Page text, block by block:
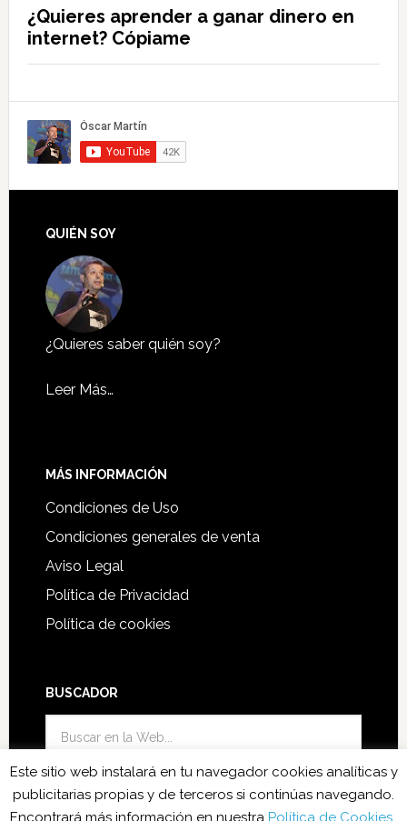
¿Quieres aprender a ganar dinero en
internet? Cópiame
QUIÉN SOY
¿Quieres saber quién soy?
Leer Más…
MÁS INFORMACIÓN
Condiciones de Uso
Condiciones generales de venta
Aviso Legal
Política de Privacidad
Política de cookies
BUSCADOR
Este sitio web instalará en tu navegador cookies analíticas y
publicitarias propias y de terceros si continúas navegando.
Encontrará más información en nuestra Política de Cookies..